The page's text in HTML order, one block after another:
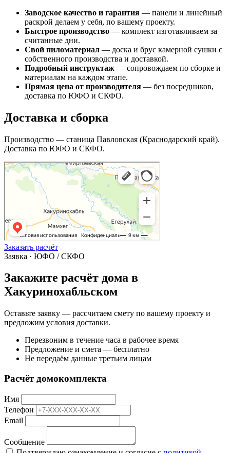
Заводское качество и гарантия — панели и линейный
раскрой делаем у себя, по вашему проекту.
Быстрое производство — комплект изготавливаем за
считанные дни.
Свой пиломатериал — доска и брус камерной сушки с
собственного производства и доставкой.
Подробный инструктаж — сопровождаем по сборке и
материалам на каждом этапе.
Прямая цена от производителя — без посредников,
доставка по ЮФО и СКФО.
Доставка и сборка
Производство — станица Павловская (Краснодарский край).
Доставка по ЮФО и СКФО.
Заказать расчёт
Заявка · ЮФО / СКФО
Закажите расчёт дома в
Хакуринохабльском
Оставьте заявку — рассчитаем смету по вашему проекту и
предложим условия доставки.
Перезвоним в течение часа в рабочее время
Предложение и смета — бесплатно
Не передаём данные третьим лицам
Расчёт домокомплекта
Имя
Телефон
Email
Сообщение